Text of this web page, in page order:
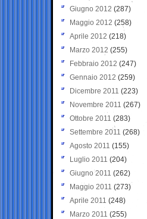
Giugno 2012 (287)
Maggio 2012 (258)
Aprile 2012 (218)
Marzo 2012 (255)
Febbraio 2012 (247)
Gennaio 2012 (259)
Dicembre 2011 (223)
Novembre 2011 (267)
Ottobre 2011 (283)
Settembre 2011 (268)
Agosto 2011 (155)
Luglio 2011 (204)
Giugno 2011 (262)
Maggio 2011 (273)
Aprile 2011 (248)
Marzo 2011 (255)